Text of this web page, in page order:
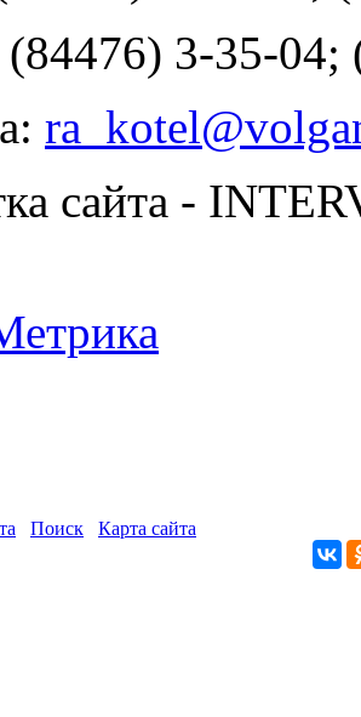
(84476) 3-35-04;
сайта -
Поиск Карта сайта